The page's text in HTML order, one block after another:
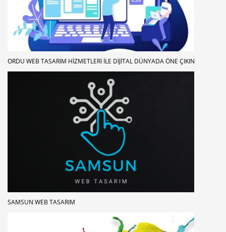
ORDU WEB TASARIM HIZMETLERI ILE DIJITAL DÜNYADA ÖNE ÇIKIN
SAMSUN WEB TASARIM